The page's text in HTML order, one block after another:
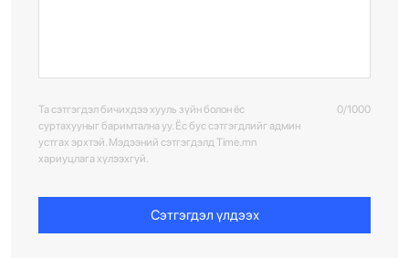
Та сэтгэгдэл бичихдээ хууль зүйн болон ёс
суртахууныг баримтална уу. Ёс бус сэтгэгдлийг админ
устгах эрхтэй. Мэдээний сэтгэгдэлд Time.mn
хариуцлага хүлээхгүй.
0/1000
Сэтгэгдэл үлдээх